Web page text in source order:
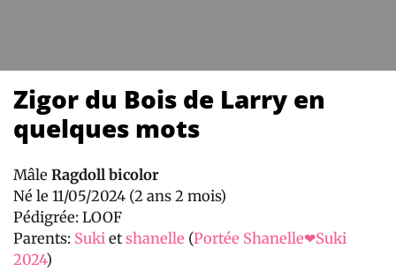
Zigor du Bois de Larry en
quelques mots
Mâle Ragdoll bicolor
Né le 11/05/2024 (2 ans 2 mois)
Pédigrée: LOOF
Parents: Suki et shanelle (Portée Shanelle❤Suki
2024)